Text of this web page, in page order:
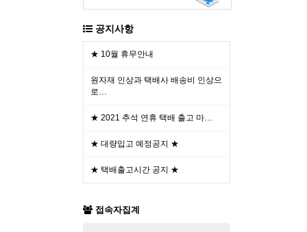
공지사항
★ 10월 휴무안내
원자재 인상과 택배사 배송비 인상으
로…
★ 2021 추석 연휴 택배 출고 마…
★ 대량입고 예정공지 ★
★ 택배출고시간 공지 ★
접속자집계